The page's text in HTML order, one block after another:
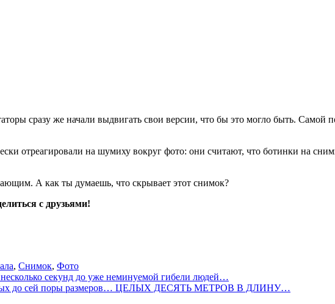
сразу же начали выдвигать свои версии, что бы это могло быть. Самой
отреагировали на шумиху вокруг фото: они считают, что ботинки на
А как ты думаешь, что скрывает этот снимок?
с друзьями!
, Снимок, Фото
секунд до уже неминуемой гибели людей…
до сей поры размеров… ЦЕЛЫХ ДЕСЯТЬ МЕТРОВ В ДЛИНУ…